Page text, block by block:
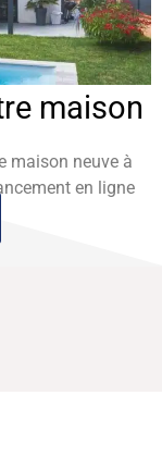
maison
maison neuve à
en ligne